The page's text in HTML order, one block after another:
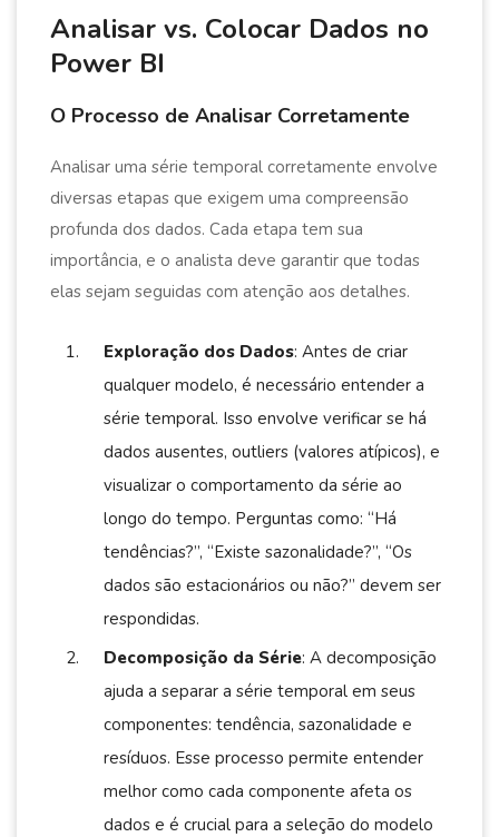
Analisar vs. Colocar Dados no
Power BI
O Processo de Analisar Corretamente
Analisar uma série temporal corretamente envolve
diversas etapas que exigem uma compreensão
profunda dos dados. Cada etapa tem sua
importância, e o analista deve garantir que todas
elas sejam seguidas com atenção aos detalhes.
Exploração dos Dados: Antes de criar
qualquer modelo, é necessário entender a
série temporal. Isso envolve verificar se há
dados ausentes, outliers (valores atípicos), e
visualizar o comportamento da série ao
longo do tempo. Perguntas como: “Há
tendências?”, “Existe sazonalidade?”, “Os
dados são estacionários ou não?” devem ser
respondidas.
Decomposição da Série: A decomposição
ajuda a separar a série temporal em seus
componentes: tendência, sazonalidade e
resíduos. Esse processo permite entender
melhor como cada componente afeta os
dados e é crucial para a seleção do modelo